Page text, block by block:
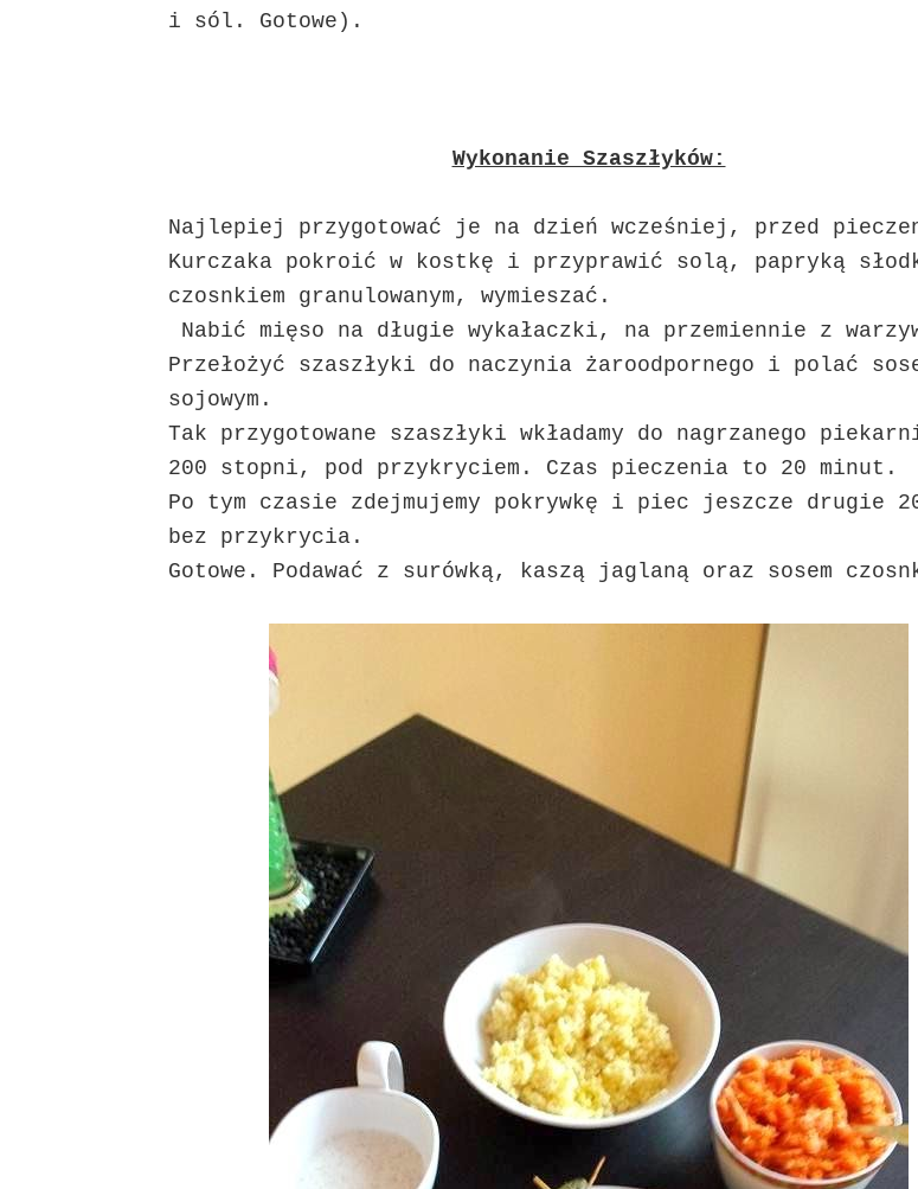
i sól. Gotowe).
Wykonanie Szaszłyków:
Najlepiej przygotować je na dzień wcześniej, przed
Kurczaka pokroić w kostkę i przyprawić solą, papryką
czosnkiem granulowanym, wymieszać.
Nabić mięso na długie wykałaczki, na przemiennie z
Przełożyć szaszłyki do naczynia żaroodpornego i polać
sojowym.
Tak przygotowane szaszłyki wkładamy do nagrzanego
200 stopni, pod przykryciem. Czas pieczenia to 20 minut.
Po tym czasie zdejmujemy pokrywkę i piec jeszcze drugie
bez przykrycia.
Gotowe. Podawać z surówką, kaszą jaglaną oraz sosem